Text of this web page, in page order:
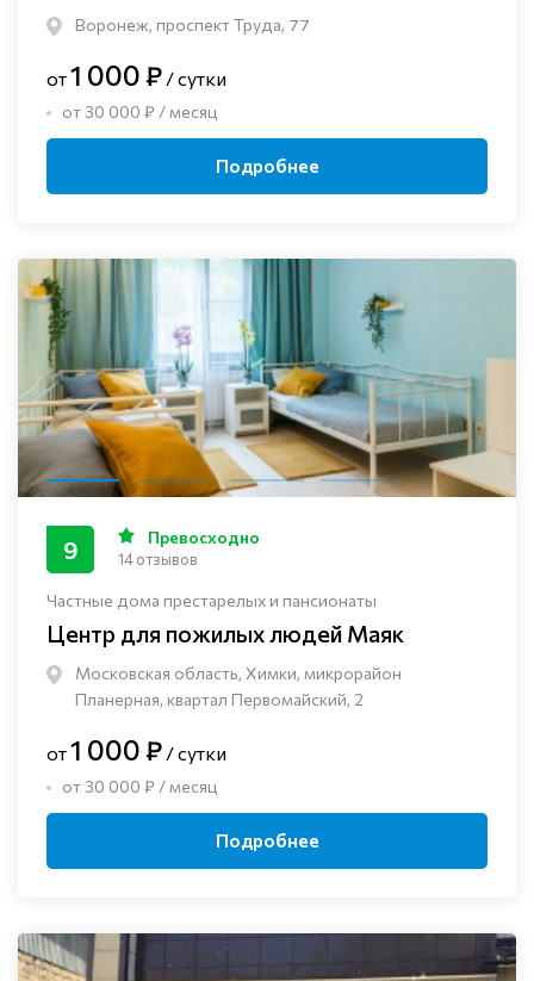
Воронеж, проспект Труда, 77
от1 000 ₽ / сутки
от 30 000 ₽ / месяц
Подробнее
Частные дома престарелых и пансионаты
Центр для пожилых людей Маяк
Московская область, Химки, микрорайон
Планерная, квартал Первомайский, 2
9 Превосходно
14 отзывов
от1 000 ₽ / сутки
от 30 000 ₽ / месяц
Подробнее